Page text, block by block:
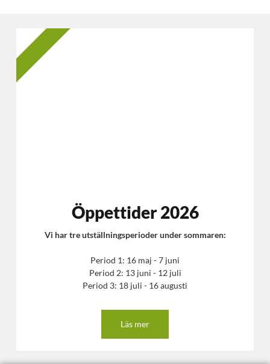
Öppettider 2026
Vi har tre utställningsperioder under sommaren:
Period 1: 16 maj - 7 juni
Period 2: 13 juni - 12 juli
Period 3: 18 juli - 16 augusti
Läs mer
2025